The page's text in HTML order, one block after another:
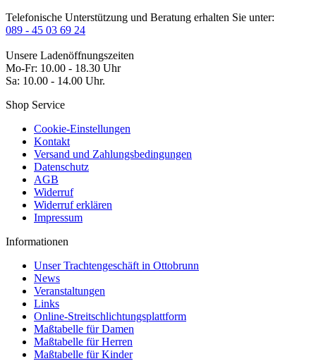
Telefonische Unterstützung und Beratung erhalten Sie unter:
089 - 45 03 69 24
Unsere Ladenöffnungszeiten
Mo-Fr: 10.00 - 18.30 Uhr
Sa: 10.00 - 14.00 Uhr.
Shop Service
Cookie-Einstellungen
Kontakt
Versand und Zahlungsbedingungen
Datenschutz
AGB
Widerruf
Widerruf erklären
Impressum
Informationen
Unser Trachtengeschäft in Ottobrunn
News
Veranstaltungen
Links
Online-Streitschlichtungsplattform
Maßtabelle für Damen
Maßtabelle für Herren
Maßtabelle für Kinder